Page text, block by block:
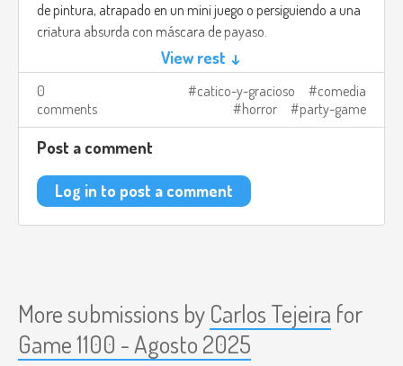
de pintura, atrapado en un mini juego o persiguiendo a una
criatura absurda con máscara de payaso.
Cada ronda cambia el vecindario, los disfraces y las
trampas, haciendo que ninguna partida sea igual. Trick or
Trap mezcla comedia total con sustos inesperados, y justo
miedo van de la mano, y nadie se salva del susto final.
Créditos de imagen:
View rest ↓
0
comments
catico-y-gracioso
comedia
horror
party-game
Post a comment
Log in to post a comment
More submissions by Carlos Tejeira for
Game 1100 - Agosto 2025